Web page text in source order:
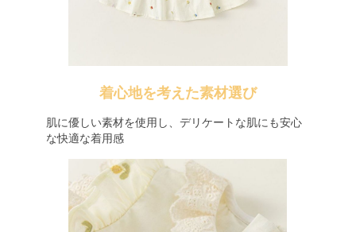
着心地を考えた素材選び
肌に優しい素材を使用し、デリケートな肌にも安心
な快適な着用感